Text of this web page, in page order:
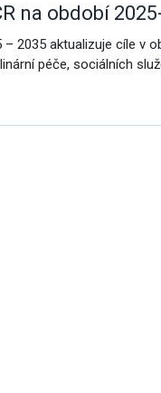
na období
2035 aktualizuje cíle v
péče, sociálních